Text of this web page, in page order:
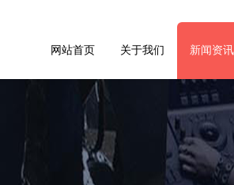
网站首页 关于我们 新闻资讯